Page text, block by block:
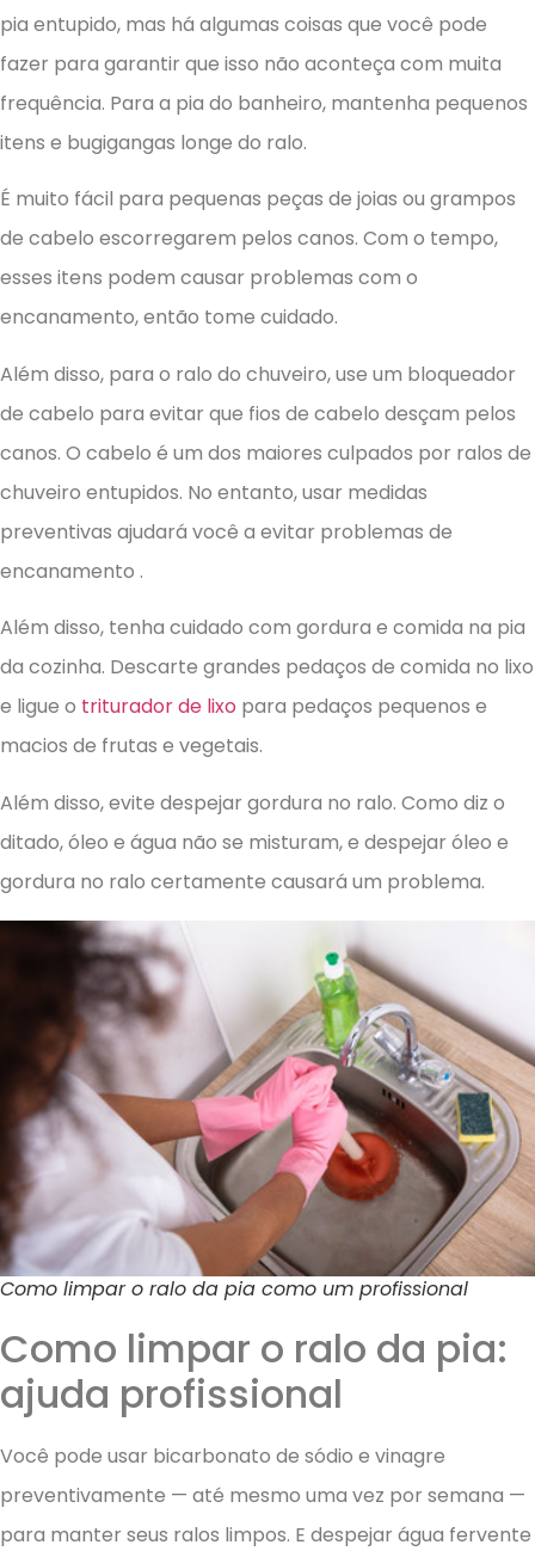
pia entupido, mas há algumas coisas que você pode
fazer para garantir que isso não aconteça com muita
frequência. Para a pia do banheiro, mantenha pequenos
itens e bugigangas longe do ralo.
É muito fácil para pequenas peças de joias ou grampos
de cabelo escorregarem pelos canos. Com o tempo,
esses itens podem causar problemas com o
encanamento, então tome cuidado.
Além disso, para o ralo do chuveiro, use um bloqueador
de cabelo para evitar que fios de cabelo desçam pelos
canos. O cabelo é um dos maiores culpados por ralos de
chuveiro entupidos. No entanto, usar medidas
preventivas ajudará você a evitar problemas de
encanamento .
Além disso, tenha cuidado com gordura e comida na pia
da cozinha. Descarte grandes pedaços de comida no lixo
e ligue o triturador de lixo para pedaços pequenos e
macios de frutas e vegetais.
Além disso, evite despejar gordura no ralo. Como diz o
ditado, óleo e água não se misturam, e despejar óleo e
gordura no ralo certamente causará um problema.
Como limpar o ralo da pia como um profissional
Como limpar o ralo da pia:
ajuda profissional
Você pode usar bicarbonato de sódio e vinagre
preventivamente — até mesmo uma vez por semana —
para manter seus ralos limpos. E despejar água fervente